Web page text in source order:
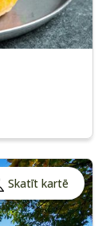
Skatīt kartē